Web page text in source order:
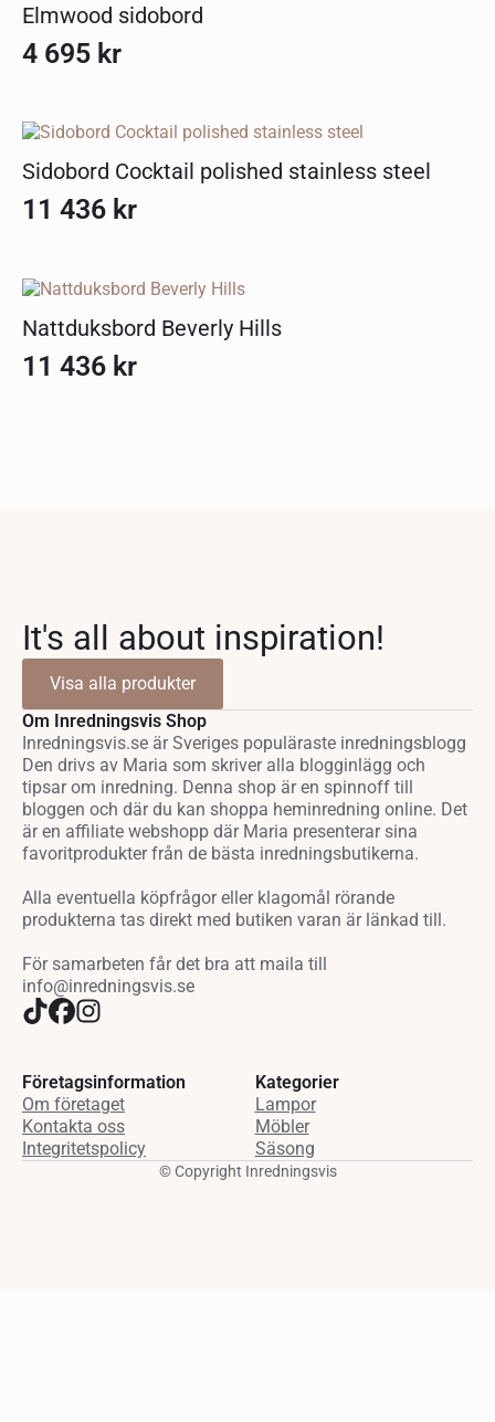
Elmwood sidobord
4 695 kr
Sidobord Cocktail polished stainless steel
11 436 kr
Nattduksbord Beverly Hills
11 436 kr
It's all about inspiration!
Visa alla produkter
Om Inredningsvis Shop
Inredningsvis.se är Sveriges populäraste inredningsblogg
Den drivs av Maria som skriver alla blogginlägg och
tipsar om inredning. Denna shop är en spinnoff till
bloggen och där du kan shoppa heminredning online. Det
är en affiliate webshopp där Maria presenterar sina
favoritprodukter från de bästa inredningsbutikerna.
Alla eventuella köpfrågor eller klagomål rörande
produkterna tas direkt med butiken varan är länkad till.
För samarbeten får det bra att maila till
info@inredningsvis.se
Företagsinformation
Om företaget
Kontakta oss
Integritetspolicy
Kategorier
Lampor
Möbler
Säsong
© Copyright Inredningsvis